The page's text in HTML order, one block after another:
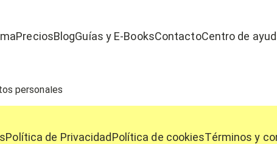
PreciosBlogGuías y E-BooksContactoCentro de
personales
Política de PrivacidadPolítica de cookiesTérminos y